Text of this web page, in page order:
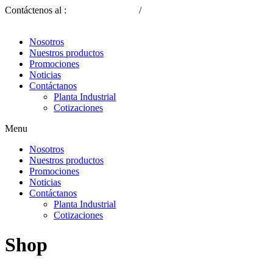
Contáctenos al : /
Nosotros
Nuestros productos
Promociones
Noticias
Contáctanos
Planta Industrial
Cotizaciones
Menu
Nosotros
Nuestros productos
Promociones
Noticias
Contáctanos
Planta Industrial
Cotizaciones
Shop